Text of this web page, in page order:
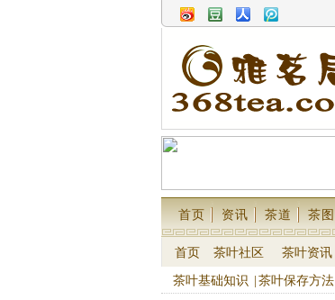
首页 资讯 茶道 茶图
首页 茶叶社区 茶叶资讯
茶叶基础知识 茶叶保存方法